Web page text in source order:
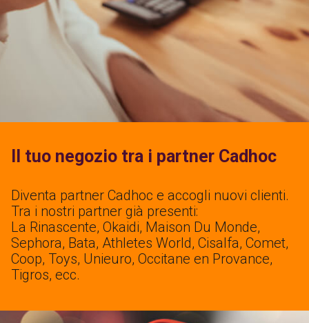
Il tuo negozio tra i partner Cadhoc
Diventa partner Cadhoc e accogli nuovi clienti.
Tra i nostri partner già presenti:
La Rinascente, Okaidi, Maison Du Monde,
Sephora, Bata, Athletes World, Cisalfa, Comet,
Coop, Toys, Unieuro, Occitane en Provance,
Tigros, ecc.